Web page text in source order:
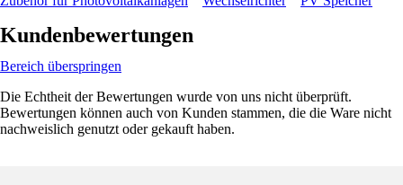
Kundenbewertungen
Bereich überspringen
Die Echtheit der Bewertungen wurde von uns nicht überprüft.
Bewertungen können auch von Kunden stammen, die die Ware nicht
nachweislich genutzt oder gekauft haben.